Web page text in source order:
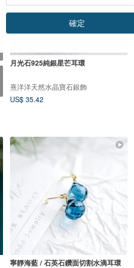
月光石925純銀星芒耳環
熹洋洋天然水晶寶石銀飾
US$ 35.42
寧靜海藍 / 石英石鑽面切割水滴耳環
確定